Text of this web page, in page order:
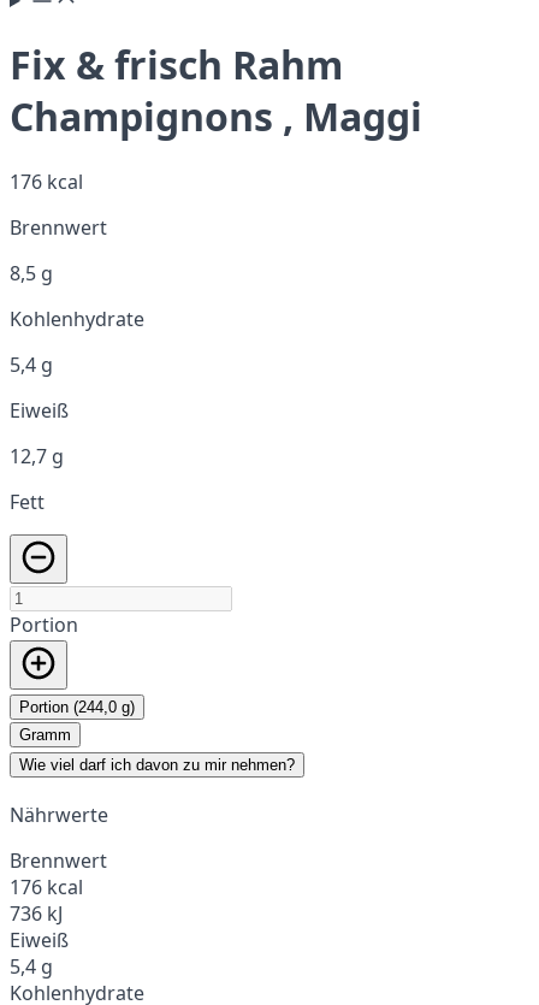
Fix & frisch Rahm
Champignons , Maggi
176 kcal
Brennwert
8,5 g
Kohlenhydrate
5,4 g
Eiweiß
12,7 g
Fett
Portion
Portion (244,0 g)
Gramm
Wie viel darf ich davon zu mir nehmen?
Nährwerte
Brennwert
176 kcal
736 kJ
Eiweiß
5,4 g
Kohlenhydrate